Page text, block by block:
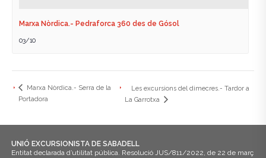
Marxa Nòrdica.- Pedraforca 360 des de Gósol
03/10
Marxa Nòrdica.- Serra de la
Portadora
Les excursions del dimecres.- Tardor a
La Garrotxa
UNIÓ EXCURSIONISTA DE SABADELL
Entitat declarada d’utilitat pública. Resolució JUS/811/2022, de 22 de març